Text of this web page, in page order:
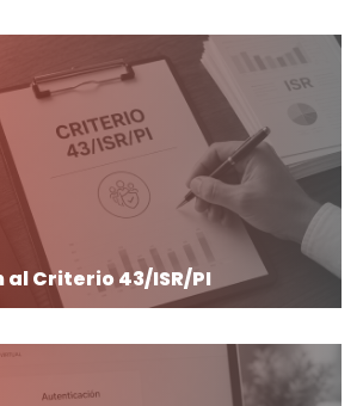
Criterio 43/ISR/PI